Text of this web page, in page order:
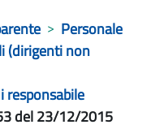
Personale
(dirigenti non
responsabile
del 23/12/2015